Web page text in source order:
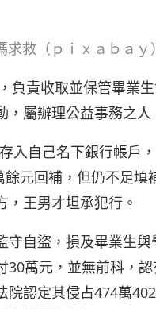
救（ｐｉｘａｂａｙ）
負責收取並保管畢業
屬辦理公益事務之人
入自己名下銀行帳戶
元回補，但仍不足
王男才坦承犯行。
自盜，損及畢業生
萬元，並無前科，
認定其侵占474萬